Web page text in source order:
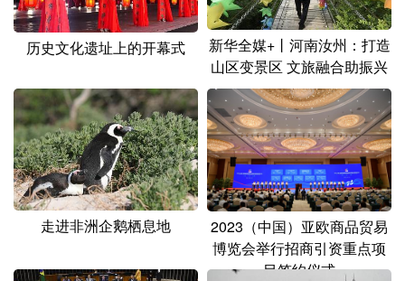
广东 广西 海南 重庆
云南 西藏
陕西 甘肃 青海 宁夏
新疆 内蒙古 黑龙江
多语种频道
Français عربى
历史文化遗址上的开幕式
新华全媒+丨河南汝州：打造
山区变景区 文旅融合助振兴
走进非洲企鹅栖息地
2023（中国）亚欧商品贸易
博览会举行招商引资重点项
目签约仪式